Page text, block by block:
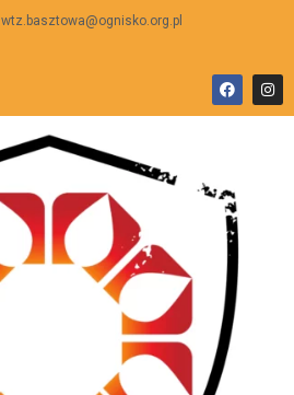
wtz.basztowa@ognisko.org.pl